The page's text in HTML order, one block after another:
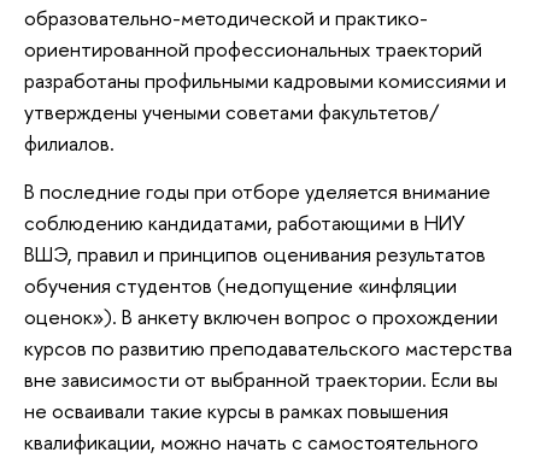
образовательно-методической и практико-
ориентированной профессиональных траекторий
разработаны профильными кадровыми комиссиями и
утверждены учеными советами факультетов/
филиалов.
В последние годы при отборе уделяется внимание
соблюдению кандидатами, работающими в НИУ
ВШЭ, правил и принципов оценивания результатов
обучения студентов (недопущение «инфляции
оценок»). В анкету включен вопрос о прохождении
курсов по развитию преподавательского мастерства
вне зависимости от выбранной траектории. Если вы
не осваивали такие курсы в рамках повышения
квалификации, можно начать с самостоятельного